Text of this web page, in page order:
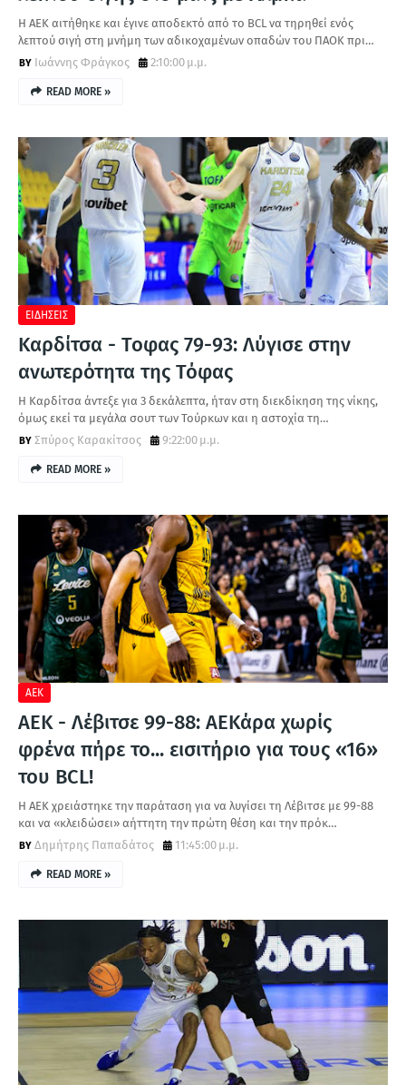
Η ΑΕΚ αιτήθηκε και έγινε αποδεκτό από το BCL να τηρηθεί ενός
λεπτού σιγή στη μνήμη των αδικοχαμένων οπαδών του ΠΑΟΚ πρι…
Ιωάννης Φράγκος
2:10:00 μ.μ.
READ MORE »
ΕΙΔΗΣΕΙΣ
Καρδίτσα - Τοφας 79-93: Λύγισε στην
ανωτερότητα της Τόφας
Η Καρδίτσα άντεξε για 3 δεκάλεπτα, ήταν στη διεκδίκηση της νίκης,
όμως εκεί τα μεγάλα σουτ των Τούρκων και η αστοχία τη…
Σπύρος Καρακίτσος
9:22:00 μ.μ.
READ MORE »
ΑΕΚ
ΑΕΚ - Λέβιτσε 99-88: ΑΕΚάρα χωρίς
φρένα πήρε το... εισιτήριο για τους «16»
του BCL!
Η ΑΕΚ χρειάστηκε την παράταση για να λυγίσει τη Λέβιτσε με 99-88
και να «κλειδώσει» αήττητη την πρώτη θέση και την πρόκ…
Δημήτρης Παπαδάτος
11:45:00 μ.μ.
READ MORE »